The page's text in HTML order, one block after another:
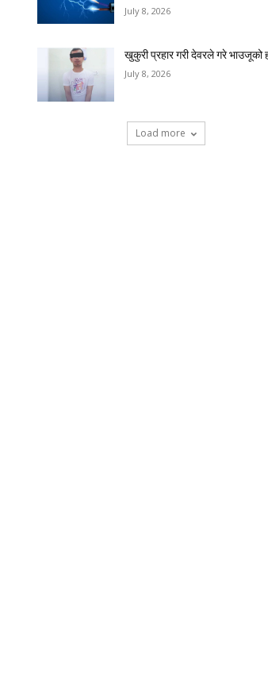
July 8, 2026
खुकुरी प्रहार गरी देवरले गरे भाउजूको
July 8, 2026
Load more